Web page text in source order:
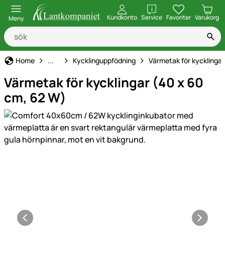
Meny Kundkonto ServiceöppnaFavoriter Varukorg
Home Hönshållning
... Kycklinguppfödning Värmetak för kycklingar
Värmetak för kycklingar (40 x 60
cm, 62 W)
Produktgaleri